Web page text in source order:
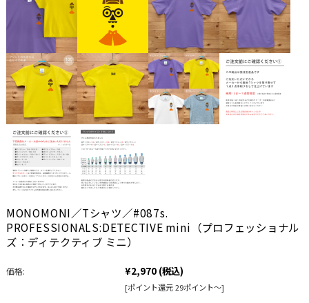
MONOMONI／Tシャツ／#087s.
PROFESSIONALS:DETECTIVE mini（プロフェッショナル
ズ：ディテクティブ ミニ）
価格: ¥2,970 (税込)
[ポイント還元 29ポイント～]